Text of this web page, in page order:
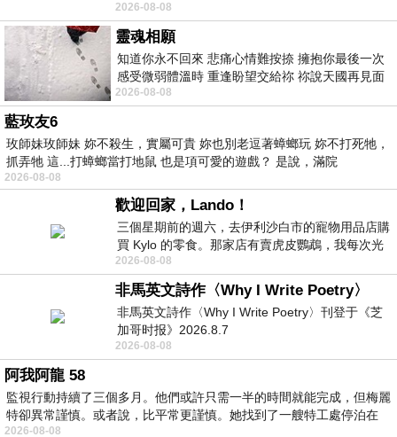
藍色顏料在白色畫布上揮灑、壓印與流淌
2026-08-08
靈魂相願
知道你永不回來 悲痛心情難按捺 擁抱你最後一次
感受微弱體溫時 重逢盼望交給祢 祢說天國再見面
此刻忍淚說別離 他日靈魂再
2026-08-08
藍玫友6
玫師妹玫師妹 妳不殺生，實屬可貴 妳也別老逗著蟑螂玩 妳不打死牠，
抓弄牠 這...打蟑螂當打地鼠 也是項可愛的遊戲？ 是說，滿院
2026-08-08
歡迎回家，Lando！
三個星期前的週六，去伊利沙白市的寵物用品店購
買 Kylo 的零食。那家店有賣虎皮鸚鵡，我每次光
顧都會去看一下。他們偶爾會引進 C
2026-08-08
非馬英文詩作〈Why I Write Poetry〉
非馬英文詩作〈Why I Write Poetry〉刊登于《芝
加哥时报》2026.8.7
2026-08-08
阿我阿龍 58
監視行動持續了三個多月。他們或許只需一半的時間就能完成，但梅麗
特卻異常謹慎。或者說，比平常更謹慎。她找到了一艘特工處停泊在
2026-08-08